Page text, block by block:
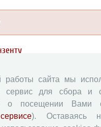
РАН
работы сайта мы
для сбора и
о посещении Вами
). Оставаясь